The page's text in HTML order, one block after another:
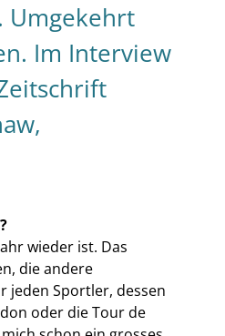
Umgekehrt
Im Interview
wieder ist. Das
die andere
jeden Sportler, dessen
oder die Tour de